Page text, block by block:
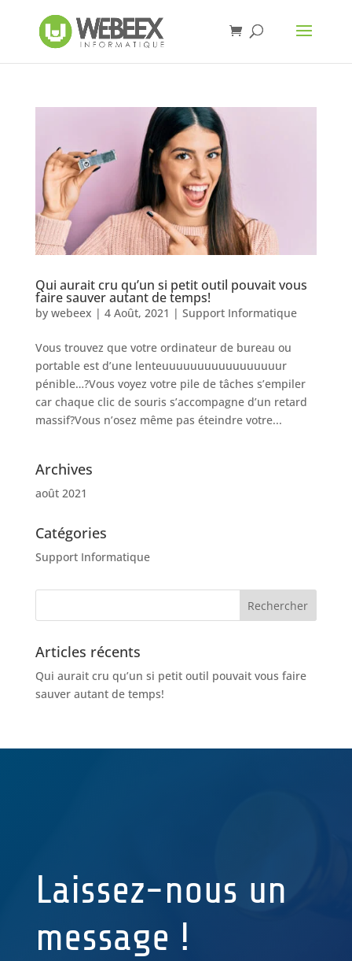
Qui aurait cru qu’un si petit outil pouvait vous
faire sauver autant de temps!
by webeex | 4 Août, 2021 | Support Informatique
Vous trouvez que votre ordinateur de bureau ou
portable est d’une lenteuuuuuuuuuuuuuuuuur
pénible…?Vous voyez votre pile de tâches s’empiler
car chaque clic de souris s’accompagne d’un retard
massif?Vous n’osez même pas éteindre votre...
Archives
août 2021
Catégories
Support Informatique
Articles récents
Qui aurait cru qu’un si petit outil pouvait vous faire
sauver autant de temps!
Laissez-nous un
message !